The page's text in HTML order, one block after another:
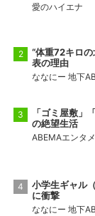
愛のハイエナ
“体重72キロ
表の理由
ななにー 地下
「ゴミ屋敷」
の絶望生活
ABEMAエンタメ
小学生ギャル
に衝撃
ななにー 地下